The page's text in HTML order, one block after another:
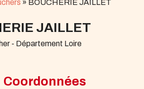
» BOUCHERIE JAILLET
JAILLET
- Département Loire
Coordonnées